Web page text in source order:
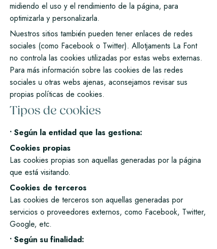
midiendo el uso y el rendimiento de la página, para
optimizarla y personalizarla.
Nuestros sitios también pueden tener enlaces de redes
sociales (como Facebook o Twitter). Allotjaments La Font
no controla las cookies utilizadas por estas webs externas.
Para más información sobre las cookies de las redes
sociales u otras webs ajenas, aconsejamos revisar sus
propias políticas de cookies.
Tipos de cookies
• Según la entidad que las gestiona:
Cookies propias
Las cookies propias son aquellas generadas por la página
que está visitando.
Cookies de terceros
Las cookies de terceros son aquellas generadas por
servicios o proveedores externos, como Facebook, Twitter,
Google, etc.
• Según su finalidad: